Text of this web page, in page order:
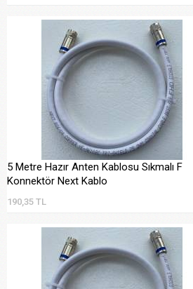
5 Metre Hazır Anten Kablosu Sıkmalı F
Konnektör Next Kablo
190,35 TL